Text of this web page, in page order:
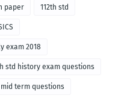
paper 112th std
exam 2018
std history exam questions
mid term questions